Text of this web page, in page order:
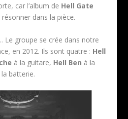
car l’album de Hell Gate
dans la pièce.
Le groupe se crée dans notre
en 2012. Ils sont quatre : Hell
à la guitare, Hell Ben à la
la batterie.